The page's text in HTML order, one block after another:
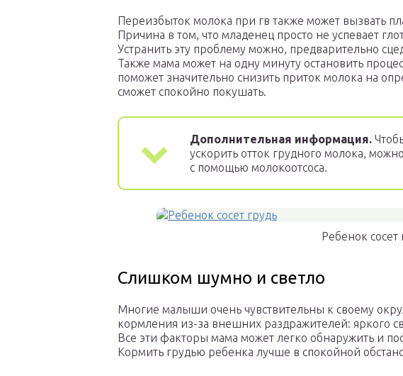
Переизбыток молока при гв также может вызвать
Причина в том, что младенец просто не успевает
Устранить эту проблему можно, предварительно
Также мама может на одну минуту остановить
поможет значительно снизить приток молока на
сможет спокойно покушать.
Дополнительная информация.
ускорить отток грудного молока,
с помощью молокоотсоса.
Ребенок сосет
Слишком шумно и светло
Многие малыши очень чувствительны к своему
кормления из-за внешних раздражителей: яркого
Все эти факторы мама может легко обнаружить и
Кормить грудью ребенка лучше в спокойной